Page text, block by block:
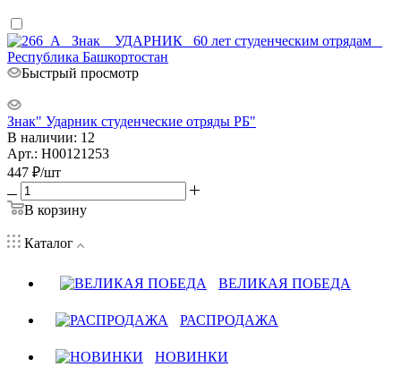
Быстрый просмотр
Знак" Ударник студенческие отряды РБ"
В наличии: 12
Арт.: Н00121253
447 ₽/шт
В корзину
Каталог
ВЕЛИКАЯ ПОБЕДА
РАСПРОДАЖА
НОВИНКИ